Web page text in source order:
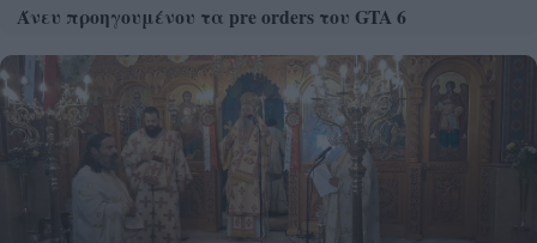
Άνευ προηγουμένου τα pre orders του GTA 6